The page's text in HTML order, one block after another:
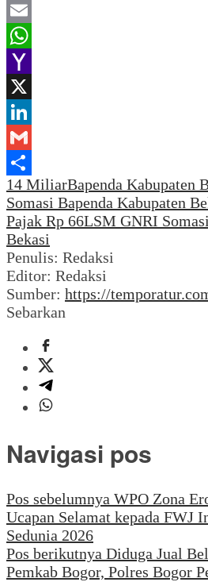
Mastodon
Email
WhatsApp
Yahoo
Mail
X
LinkedIn
Gmail
Share
14 MiliarBapenda Kabupaten
Somasi Bapenda Kabupaten
Pajak Rp 66LSM GNRI
Bekasi
Penulis: Redaksi
Editor: Redaksi
Sumber: https://
Sebarkan
Navigasi pos
Pos sebelumnya WPO Zona
Ucapan Selamat kepada FWJ
Sedunia 2026
Pos berikutnya Diduga Jual
Pemkab Bogor, Polres Bogor